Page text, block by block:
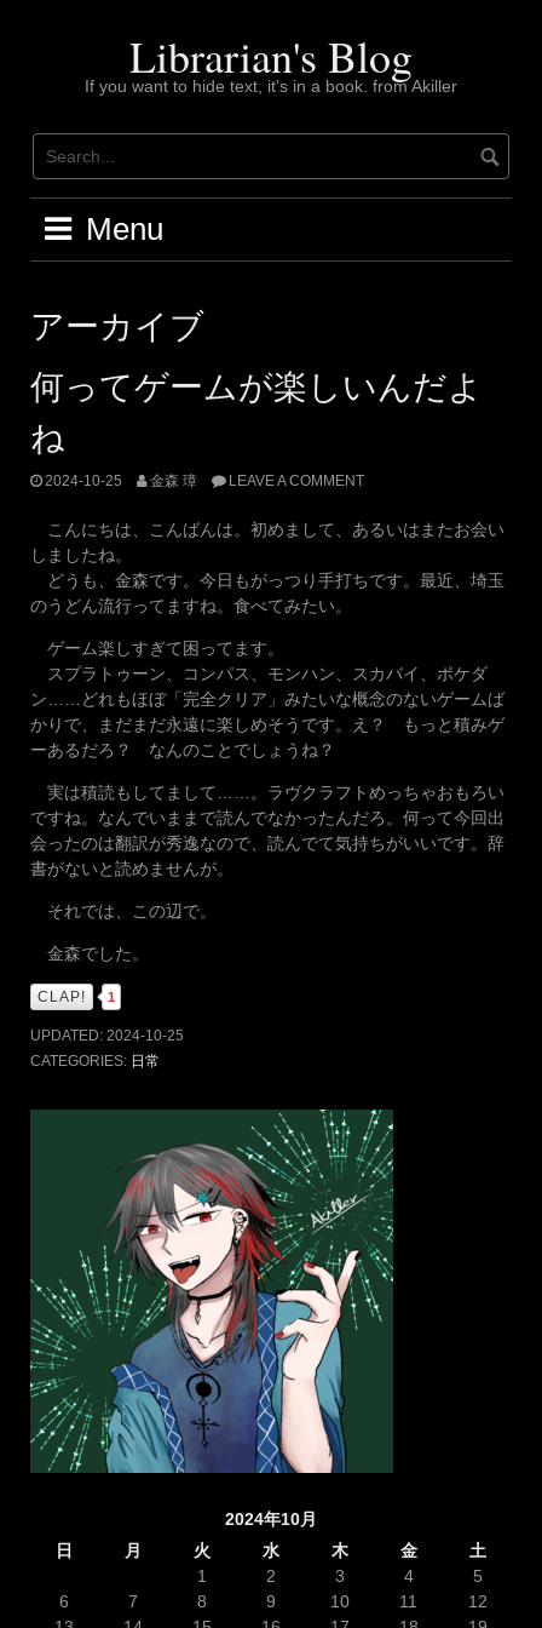
Librarian's Blog
If you want to hide text, it's in a book. from Akiller
Menu
アーカイブ
何ってゲームが楽しいんだよ
ね
2024-10-25 金森 璋 LEAVE A COMMENT
こんにちは、こんばんは。初めまして、あるいはまたお会い
しましたね。
どうも、金森です。今日もがっつり手打ちです。最近、埼玉
のうどん流行ってますね。食べてみたい。
ゲーム楽しすぎて困ってます。
スプラトゥーン、コンパス、モンハン、スカバイ、ポケダ
ン……どれもほぼ「完全クリア」みたいな概念のないゲームば
かりで、まだまだ永遠に楽しめそうです。え？ もっと積みゲ
ーあるだろ？ なんのことでしょうね？
実は積読もしてまして……。ラヴクラフトめっちゃおもろい
ですね。なんでいままで読んでなかったんだろ。何って今回出
会ったのは翻訳が秀逸なので、読んでて気持ちがいいです。辞
書がないと読めませんが。
それでは、この辺で。
金森でした。
CLAP! 1
UPDATED: 2024-10-25
CATEGORIES: 日常
2024年10月
日
月 火 水 木 金
土
1
2 3 4
5
6
7 8 9 10 11
12